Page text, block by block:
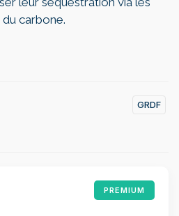
carbone.
GRDF
PREMIUM